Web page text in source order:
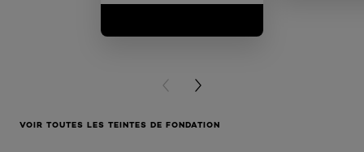
PREVIOUS CARD
NEXT CARD
VOIR TOUTES LES TEINTES DE FONDATION